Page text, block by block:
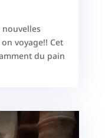
voyage!! Cet
du pain